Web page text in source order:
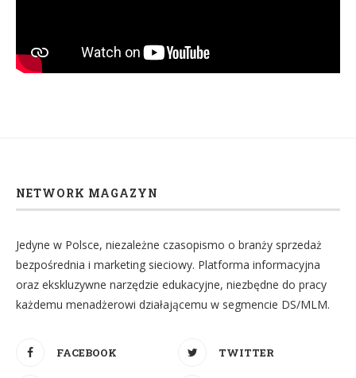
NETWORK MAGAZYN
Jedyne w Polsce, niezależne czasopismo o branży sprzedaż
bezpośrednia i marketing sieciowy. Platforma informacyjna
oraz ekskluzywne narzędzie edukacyjne, niezbędne do pracy
każdemu menadżerowi działającemu w segmencie DS/MLM.
FACEBOOK TWITTER